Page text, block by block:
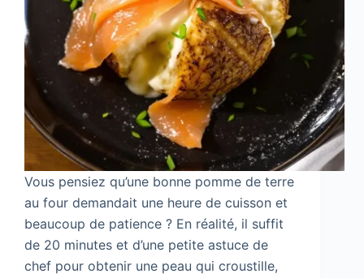
Vous pensiez qu’une bonne pomme de terre
au four demandait une heure de cuisson et
beaucoup de patience ? En réalité, il suffit
de 20 minutes et d’une petite astuce de
chef pour obtenir une peau qui croustille,